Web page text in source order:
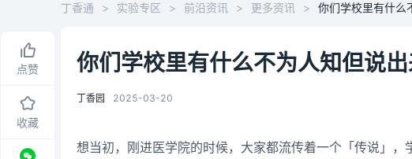
丁香通 > 实验专区 > 前沿资讯 > 更多资讯 >
点赞
收藏
你们学校里有什么不为人知但说
丁香园 2025-03-20
想当初，刚进医学院的时候，大家都流传着一个「传说」